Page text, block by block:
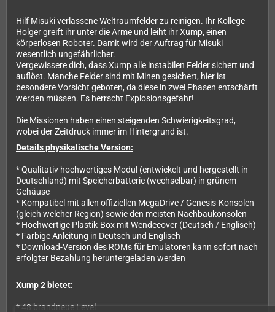
Hilf Misuki verlassene Weltraumfelder zu reinigen. Ihr Kollege
Holger greift ihr unter die Arme und leiht ihr Xump, einen
körperlosen Roboter. Damit wird der Auftrag für Misuki
wesentlich ungefährlicher.
Vergewissere dich, dass Xump alle instabilen Felder sichert und
auflöst. Manche Felder sind mit Minen gesichert, hier ist
besondere Vorsicht geboten, da diese in zwei Phasen entschärft
werden müssen. Es herrscht Explosionsgefahr!
Die Missionen haben einen steigenden Schwierigkeitsgrad,
wobei der Zeitdruck immer im Hintergrund ist.
Details physikalische Version:
* Qualitativ hochwertiges Modul (entwickelt und hergestellt in
Deutschland) mit Speicherbatterie (wechselbar) in grünem
Gehäuse
* Kompatibel mit allen offiziellen MegaDrive / Genesis-Konsolen
(gleich welcher Region) sowie den meisten Nachbaukonsolen
* Hochwertige Plastik-Box mit Wendecover (Deutsch / Englisch)
* Farbige Anleitung in Deutsch und Englisch
* Download-Version des ROMs für Emulatoren kann sofort nach
erfolgter Bezahlung heruntergeladen werden
Xump 2 bietet:
* 48 brandneue Level